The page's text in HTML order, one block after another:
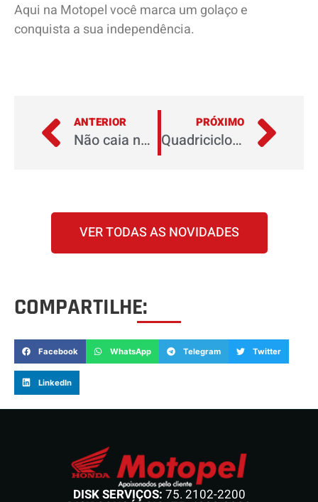
Aqui na Motopel você marca um golaço e
conquista a sua independência.
ANTERIOR
Não caia no Golpe
PRÓXIMO
Quadriciclos podem andar na cidade?
VER TODAS AS NOVIDADES
COMPARTILHE:
Facebook WhatsApp Telegram Twitter
LinkedIn
DISK SERVIÇOS: 75. 2102-2200